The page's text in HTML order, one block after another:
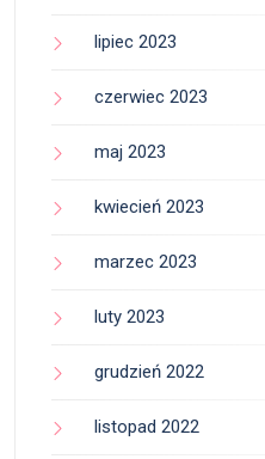
lipiec 2023
czerwiec 2023
maj 2023
kwiecień 2023
marzec 2023
luty 2023
grudzień 2022
listopad 2022